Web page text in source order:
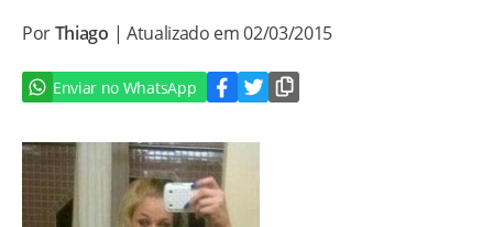
PorThiago | Atualizado em 02/03/2015
Enviar no WhatsApp